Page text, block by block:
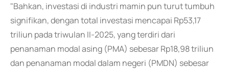
"Bahkan, investasi di industri mamin pun turut tumbuh
signifikan, dengan total investasi mencapai Rp53,17
triliun pada triwulan II-2025, yang terdiri dari
penanaman modal asing (PMA) sebesar Rp18,98 triliun
dan penanaman modal dalam negeri (PMDN) sebesar